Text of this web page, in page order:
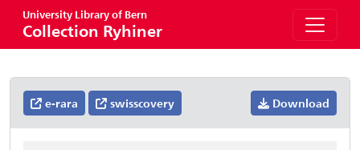
University Library of Bern
Collection Ryhiner
e-rara swisscovery Download